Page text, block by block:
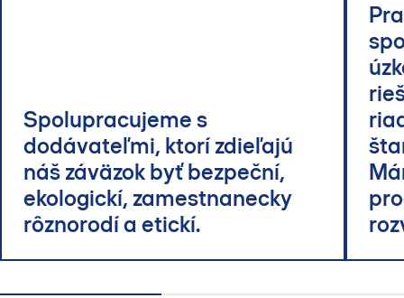
Spolupracujeme s
dodávateľmi, ktorí zdieľajú
náš záväzok byť bezpeční,
ekologickí, zamestnanecky
rôznorodí a etickí.